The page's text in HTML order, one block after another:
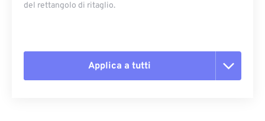
del rettangolo di ritaglio.
Applica a tutti